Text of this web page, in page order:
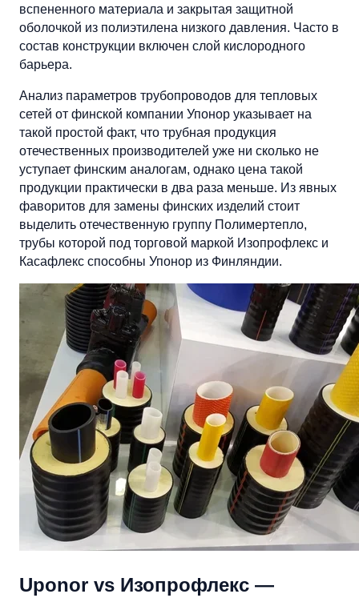
вспененного материала и закрытая защитной
оболочкой из полиэтилена низкого давления. Часто в
состав конструкции включен слой кислородного
барьера.
Анализ параметров трубопроводов для тепловых
сетей от финской компании Упонор указывает на
такой простой факт, что трубная продукция
отечественных производителей уже ни сколько не
уступает финским аналогам, однако цена такой
продукции практически в два раза меньше. Из явных
фаворитов для замены финских изделий стоит
выделить отечественную группу Полимертепло,
трубы которой под торговой маркой Изопрофлекс и
Касафлекс способны Упонор из Финляндии.
Uponor vs Изопрофлекс —